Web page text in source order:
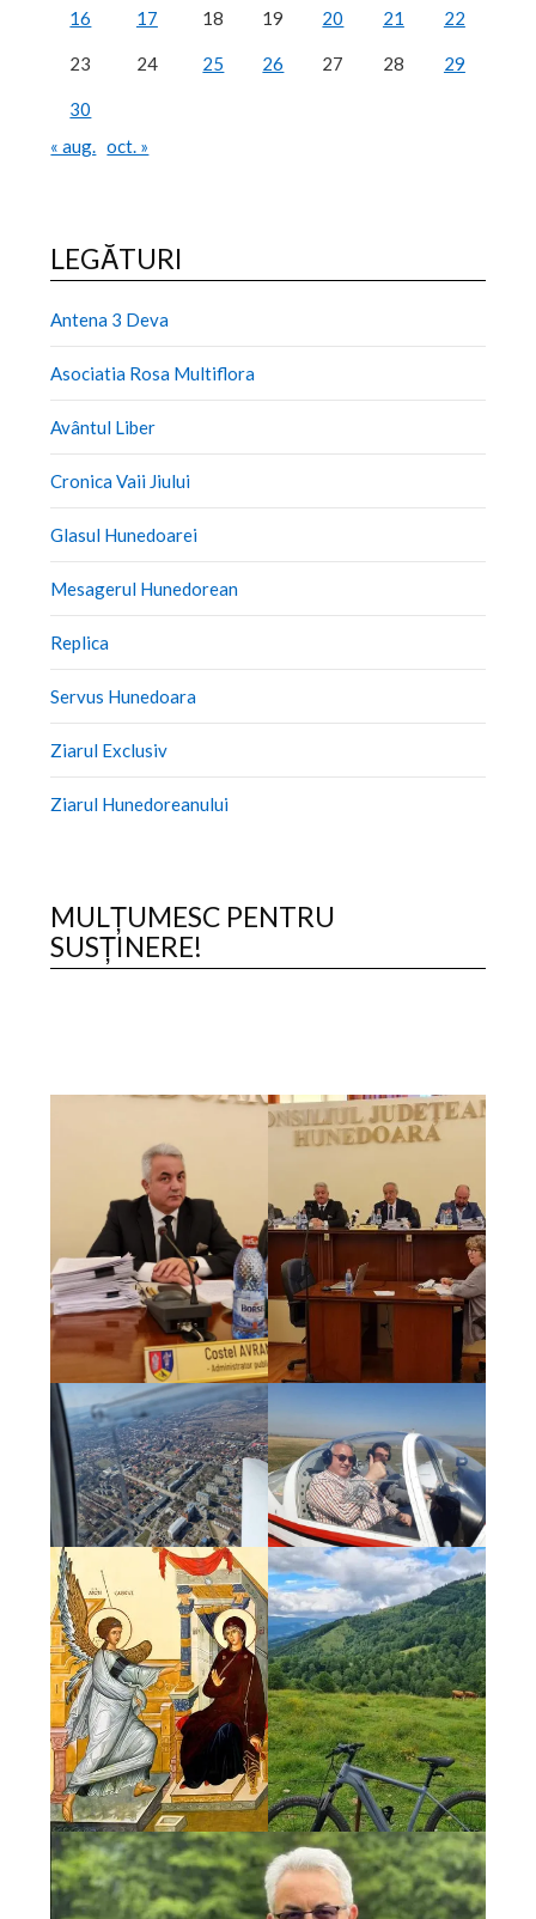
16 17 18 19 20 21 22
23 24 25 26 27 28 29
30
« aug.
oct. »
LEGĂTURI
Antena 3 Deva
Asociatia Rosa Multiflora
Avântul Liber
Cronica Vaii Jiului
Glasul Hunedoarei
Mesagerul Hunedorean
Replica
Servus Hunedoara
Ziarul Exclusiv
Ziarul Hunedoreanului
MULȚUMESC PENTRU
SUSȚINERE!